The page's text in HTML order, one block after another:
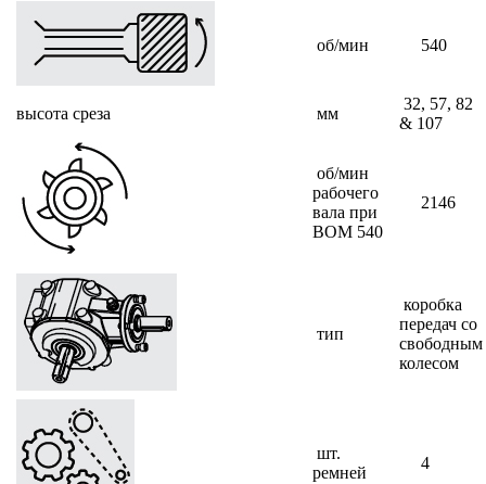
об/мин 540
высота среза мм
32, 57, 82
& 107
об/мин
рабочего
вала при
ВОМ 540
2146
тип
коробка
передач со
свободным
колесом
шт.
ремней
4